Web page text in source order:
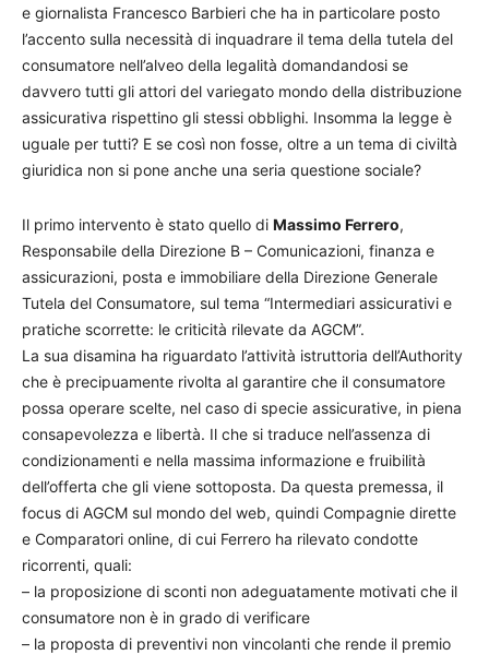
e giornalista Francesco Barbieri che ha in particolare posto
l’accento sulla necessità di inquadrare il tema della tutela del
consumatore nell’alveo della legalità domandandosi se
davvero tutti gli attori del variegato mondo della distribuzione
assicurativa rispettino gli stessi obblighi. Insomma la legge è
uguale per tutti? E se così non fosse, oltre a un tema di civiltà
giuridica non si pone anche una seria questione sociale?
Il primo intervento è stato quello di Massimo Ferrero,
Responsabile della Direzione B – Comunicazioni, finanza e
assicurazioni, posta e immobiliare della Direzione Generale
Tutela del Consumatore, sul tema “Intermediari assicurativi e
pratiche scorrette: le criticità rilevate da AGCM”.
La sua disamina ha riguardato l’attività istruttoria dell’Authority
che è precipuamente rivolta al garantire che il consumatore
possa operare scelte, nel caso di specie assicurative, in piena
consapevolezza e libertà. Il che si traduce nell’assenza di
condizionamenti e nella massima informazione e fruibilità
dell’offerta che gli viene sottoposta. Da questa premessa, il
focus di AGCM sul mondo del web, quindi Compagnie dirette
e Comparatori online, di cui Ferrero ha rilevato condotte
ricorrenti, quali:
– la proposizione di sconti non adeguatamente motivati che il
consumatore non è in grado di verificare
– la proposta di preventivi non vincolanti che rende il premio